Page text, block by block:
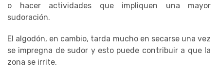
o hacer actividades que impliquen una mayor
sudoración.
El algodón, en cambio, tarda mucho en secarse una vez
se impregna de sudor y esto puede contribuir a que la
zona se irrite.